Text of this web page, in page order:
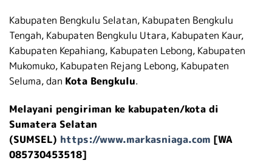
Kabupaten Bengkulu Selatan, Kabupaten Bengkulu
Tengah, Kabupaten Bengkulu Utara, Kabupaten Kaur,
Kabupaten Kepahiang, Kabupaten Lebong, Kabupaten
Mukomuko, Kabupaten Rejang Lebong, Kabupaten
Seluma, dan Kota Bengkulu.
Melayani pengiriman ke kabupaten/kota di
Sumatera Selatan
(SUMSEL) https://www.markasniaga.com [WA
085730453518]